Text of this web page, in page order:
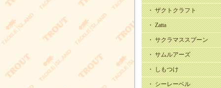
・ ザクトクラフト
・ Zatta
・ サクラマススプーン
・ サムルアーズ
・ しもつけ
・ シーレーベル